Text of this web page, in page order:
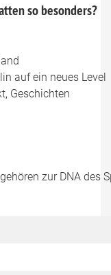
so besonders?
auf ein neues Level
Geschichten
zur DNA des